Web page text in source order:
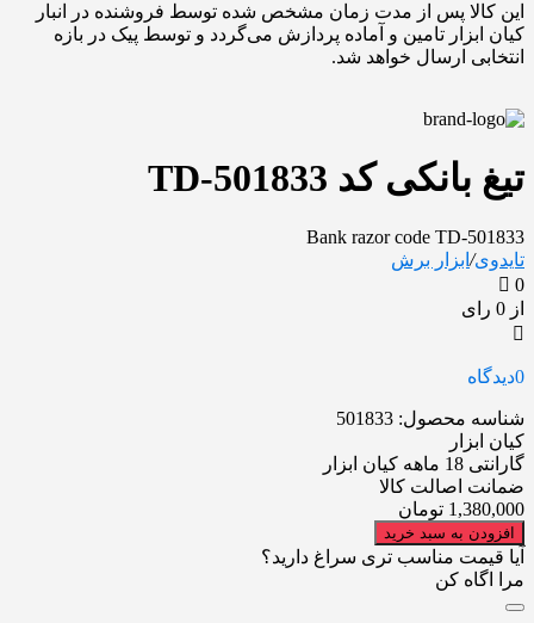
این کالا پس از مدت زمان مشخص شده توسط فروشنده در انبار
کیان ابزار تامین و آماده پردازش می‌گردد و توسط پیک در بازه
انتخابی ارسال خواهد شد.
تیغ بانکی کد TD-501833
Bank razor code TD-501833
تایدوی/ ابزار برش
0
از 0 رای
0دیدگاه
شناسه محصول: 501833
کیان ابزار
گارانتی 18 ماهه کیان ابزار
ضمانت اصالت کالا
1,380,000 تومان
افزودن به سبد خرید
آیا قیمت مناسب تری سراغ دارید؟
مرا اگاه کن